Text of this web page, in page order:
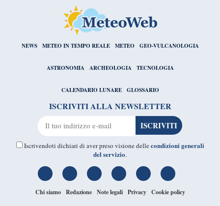
NEWS METEO IN TEMPO REALE METEO GEO-VULCANOLOGIA
ASTRONOMIA ARCHEOLOGIA TECNOLOGIA
CALENDARIO LUNARE GLOSSARIO
ISCRIVITI ALLA NEWSLETTER
Iscrivendoti dichiari di aver preso visione dellecondizioni generali
del servizio.
Chi siamo Redazione Note legali Privacy
Cookie policy